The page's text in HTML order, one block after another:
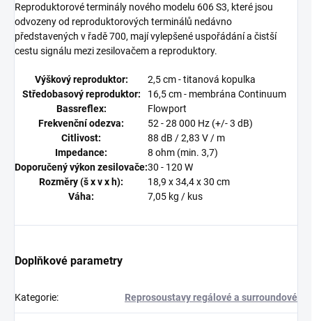
Reproduktorové terminály nového modelu 606 S3, které jsou
odvozeny od reproduktorových terminálů nedávno
představených v řadě 700, mají vylepšené uspořádání a čistší
cestu signálu mezi zesilovačem a reproduktory.
Výškový reproduktor:
2,5 cm - titanová kopulka
Středobasový reproduktor:
16,5 cm - membrána Continuum
Bassreflex:
Flowport
Frekvenční odezva:
52 - 28 000 Hz (+/- 3 dB)
Citlivost:
88 dB / 2,83 V / m
Impedance:
8 ohm (min. 3,7)
Doporučený výkon zesilovače:30 - 120 W
Rozměry (š x v x h):
18,9 x 34,4 x 30 cm
Váha:
7,05 kg / kus
Doplňkové parametry
Kategorie: Reprosoustavy regálové a surroundové